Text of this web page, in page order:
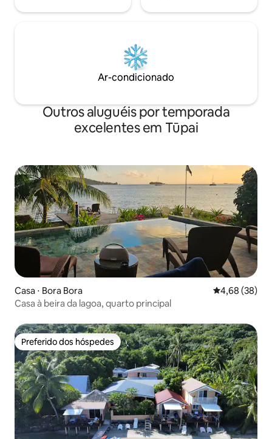
Ar-condicionado
Outros aluguéis por temporada
excelentes em Tūpai
Casa ⋅ Bora Bora 4,68 de uma
4,68 (38)
Casa à beira da lagoa, quarto principal
Preferido dos hóspedes
Preferido dos hóspedes